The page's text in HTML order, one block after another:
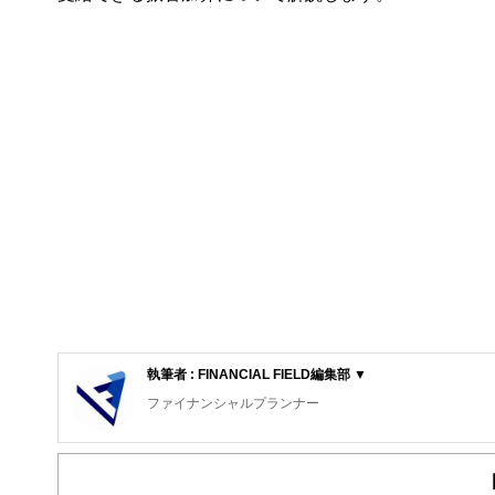
執筆者 : FINANCIAL FIELD編集部 ▼
ファイナンシャルプランナー
FinancialField編集部は、金融、経済に関する記事を、日